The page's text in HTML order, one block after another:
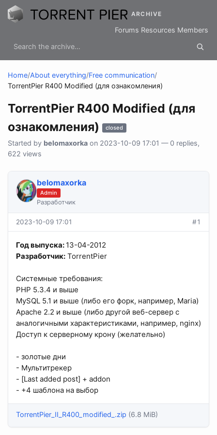
ARCHIVE
Forums Resources Members
Home/About everything/Free communication/
TorrentPier R400 Modified (для ознакомления)
TorrentPier R400 Modified (для
ознакомления)
closed
Started by belomaxorka on 2023-10-09 17:01 — 0 replies,
622 views
belomaxorka
Admin
Разработчик
2023-10-09 17:01 #1
Год выпуска: 13-04-2012
Разработчик: TorrentPier
Системные требования:
PHP 5.3.4 и выше
MySQL 5.1 и выше (либо его форк, например, Maria)
Apache 2.2 и выше (либо другой веб-сервер с
аналогичными характеристиками, например, nginx)
Доступ к серверному крону (желательно)
- золотые дни
- Мультитрекер
- [Last added post] + addon
- +4 шаблона на выбор
TorrentPier_II_R400_modified_.zip (6.8 MiB)